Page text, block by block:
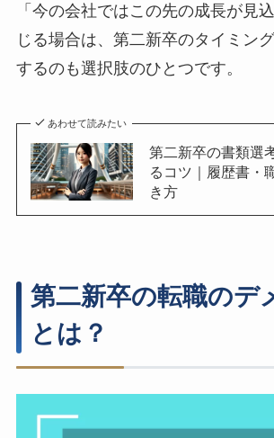
「今の会社ではこの先の成長が見
じる場合は、第二新卒のタイミン
するのも選択肢のひとつです。
あわせて読みたい
第二新卒の書類選
るコツ｜履歴書・
き方
第二新卒の転職のデ
とは？